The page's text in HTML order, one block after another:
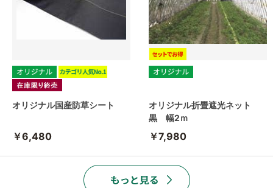
オリジナル国産防草シート
￥6,480
オリジナル折畳遮光ネット
黒 幅2ｍ
￥7,980